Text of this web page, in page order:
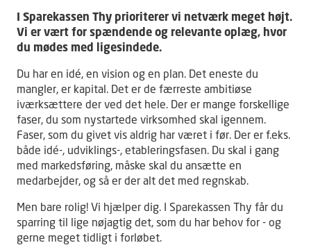
I Sparekassen Thy prioriterer vi netværk meget højt.
Vi er vært for spændende og relevante oplæg, hvor
du mødes med ligesindede.
Du har en idé, en vision og en plan. Det eneste du
mangler, er kapital. Det er de færreste ambitiøse
iværksættere der ved det hele. Der er mange forskellige
faser, du som nystartede virksomhed skal igennem.
Faser, som du givet vis aldrig har været i før. Der er f.eks.
både idé-, udviklings-, etableringsfasen. Du skal i gang
med markedsføring, måske skal du ansætte en
medarbejder, og så er der alt det med regnskab.
Men bare rolig! Vi hjælper dig. I Sparekassen Thy får du
sparring til lige nøjagtig det, som du har behov for - og
gerne meget tidligt i forløbet.